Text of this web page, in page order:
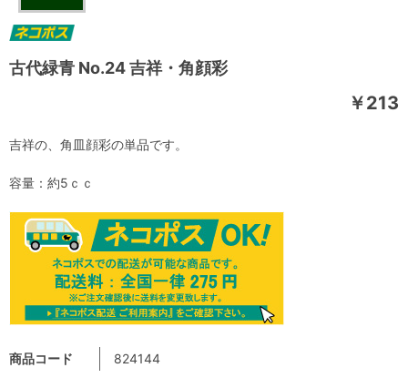
古代緑青 No.24 吉祥・角顔彩
￥213
商品コード 824144
吉祥の、角皿顔彩の単品です。
容量：約5ｃｃ